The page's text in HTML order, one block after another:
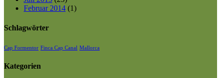
Februar 2014 (1)
Schlagwörter
Cap Formentor Finca Cap Canal Mallorca
Kategorien